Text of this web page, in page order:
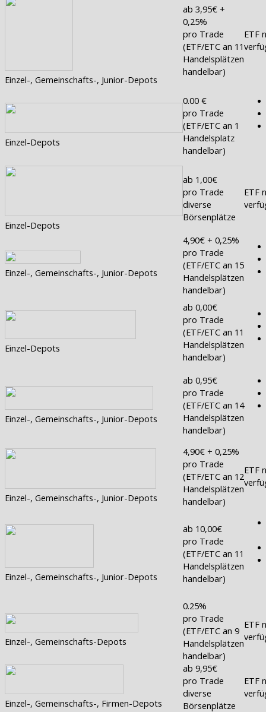
Einzel-, Gemeinschafts-, Junior-Depots
ab 3,95€ +
0,25%
pro Trade
(ETF/ETC an 11
Handelsplätzen
handelbar)
ETF
Einzel-Depots
0.00 €
pro Trade
(ETF/ETC an 1
Handelsplatz
handelbar)
Einzel-Depots
ab 1,00€
pro Trade
diverse
Börsenplätze
ETF
Einzel-, Gemeinschafts-, Junior-Depots
4,90€ + 0,25%
pro Trade
(ETF/ETC an 15
Handelsplätzen
handelbar)
Einzel-Depots
ab 0,00€
pro Trade
(ETF/ETC an 11
Handelsplätzen
handelbar)
Einzel-, Gemeinschafts-, Junior-Depots
ab 0,95€
pro Trade
(ETF/ETC an 14
Handelsplätzen
handelbar)
Einzel-, Gemeinschafts-, Junior-Depots
4,90€ + 0,25%
pro Trade
(ETF/ETC an 12
Handelsplätzen
handelbar)
ETF
Einzel-, Gemeinschafts-, Junior-Depots
ab 10,00€
pro Trade
(ETF/ETC an 11
Handelsplätzen
handelbar)
Einzel-, Gemeinschafts-Depots
0.25%
pro Trade
(ETF/ETC an 9
Handelsplätzen
handelbar)
ETF
Einzel-, Gemeinschafts-, Firmen-Depots
ab 9,95€
pro Trade
diverse
Börsenplätze
ETF